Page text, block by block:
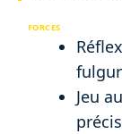
FORCES
Jeu
précis